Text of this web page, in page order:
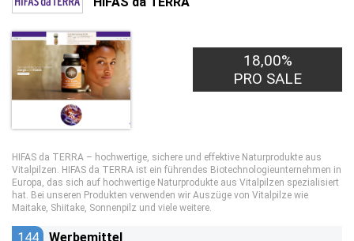
18,00%
PRO SALE
HIFAS da TERRA – hochwertige, sichere und effektive Naturprodukte aus
Vitalpilzen. HIFAS da TERRA ist ein führendes Biotechnologieunternehmen in
Europa, das sich auf hochwertige Naturprodukte aus Vitalpilzen spezialisiert
hat. Bei unseren Produkten verwenden wir Auszüge von Vitalpilze wie
Maitake, Shiitake, Sonnenpilz und viele weitere.
144 Werbemittel